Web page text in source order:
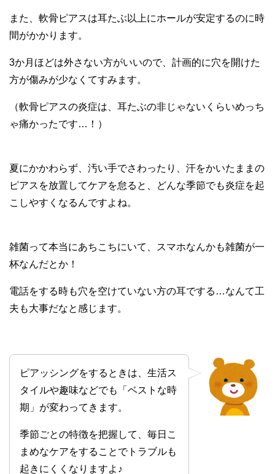
また、軟骨ピアスは耳たぶ以上にホールが安定するのに時
間がかかります。
3か月ほどは外さない方がいいので、計画的に穴を開けた
方が傷みが少なくてすみます。
（軟骨ピアスの炎症は、耳たぶの非じゃないくらいめっち
ゃ痛かったです…！）
夏にかかわらず、汚い手でさわったり、汗をかいたままの
ピアスを放置してケアを怠ると、どんな季節でも炎症を起
こしやすくなるんですよね。
雑菌って本当にあちこちにいて、スマホなんかも雑菌が一
杯なんだとか！
電話をする時も穴を空けていない方の耳でする…なんて工
夫も大事だなと感じます。
ピアッシングをするときは、生活ス
タイルや趣味などでも「ベストな時
期」が変わってきます。
季節ごとの特徴を把握して、毎日こ
まめなケアをすることでトラブルも
起きにくくなりますよ♪